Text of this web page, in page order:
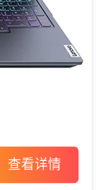
查看详情